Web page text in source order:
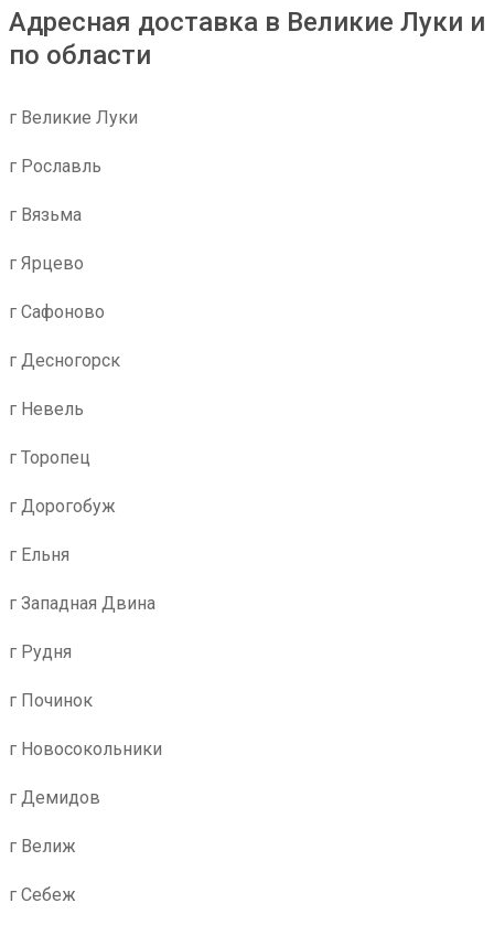
Адресная доставка в Великие Луки и
по области
г Великие Луки
г Рославль
г Вязьма
г Ярцево
г Сафоново
г Десногорск
г Невель
г Торопец
г Дорогобуж
г Ельня
г Западная Двина
г Рудня
г Починок
г Новосокольники
г Демидов
г Велиж
г Себеж